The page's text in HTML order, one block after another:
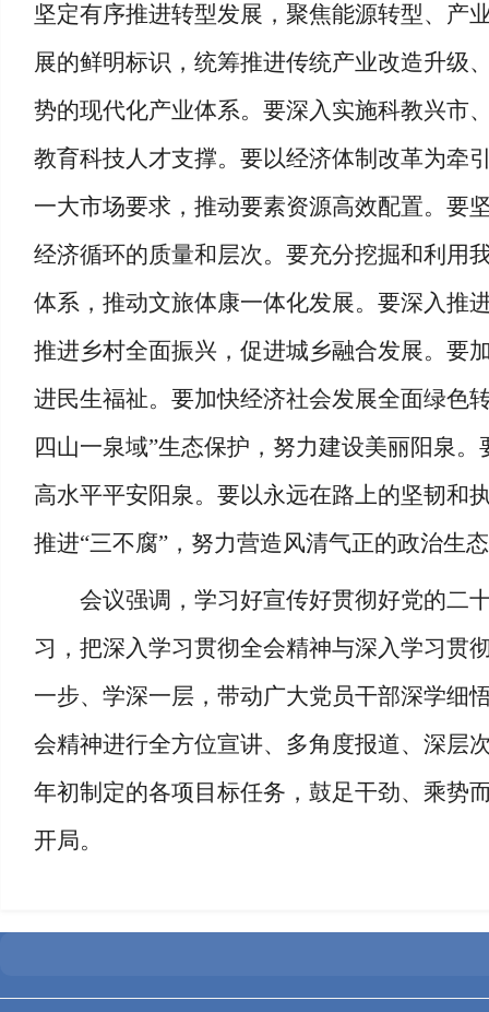
坚定有序推进转型发展，聚焦能源转型、产
展的鲜明标识，统筹推进传统产业改造升级
势的现代化产业体系。要深入实施科教兴市
教育科技人才支撑。要以经济体制改革为牵
一大市场要求，推动要素资源高效配置。要
经济循环的质量和层次。要充分挖掘和利用
体系，推动文旅体康一体化发展。要深入推
推进乡村全面振兴，促进城乡融合发展。要
进民生福祉。要加快经济社会发展全面绿色
四山一泉域”生态保护，努力建设美丽阳泉
高水平平安阳泉。要以永远在路上的坚韧和
推进“三不腐”，努力营造风清气正的政治生
会议强调，学习好宣传好贯彻好党的二
习，把深入学习贯彻全会精神与深入学习贯
一步、学深一层，带动广大党员干部深学细
会精神进行全方位宣讲、多角度报道、深层
年初制定的各项目标任务，鼓足干劲、乘势
开局。